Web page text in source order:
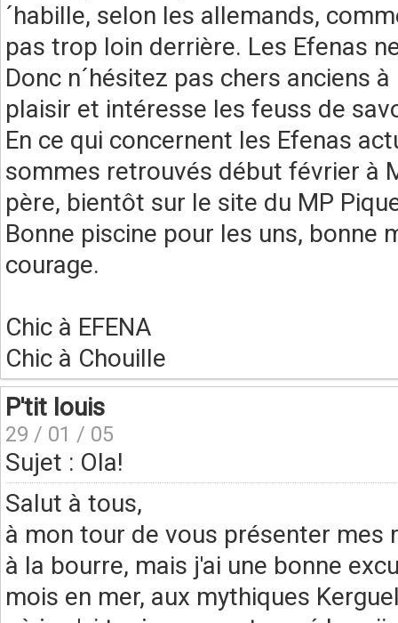
´habille, selon les allemands,
pas trop loin derrière. Les Efenas
Donc n´hésitez pas chers anciens
plaisir et intéresse les feuss de
En ce qui concernent les Efenas
sommes retrouvés début février à
père, bientôt sur le site du MP
Bonne piscine pour les uns, bonne
courage.
Chic à EFENA
Chic à Chouille
P'tit louis
29 / 01 / 05
Sujet : Ola!
Salut à tous,
à mon tour de vous présenter mes
à la bourre, mais j'ai une bonne
mois en mer, aux mythiques